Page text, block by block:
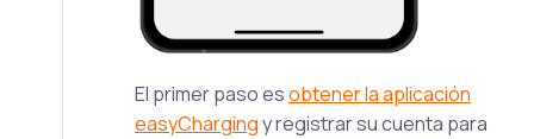
El primer paso esobtener la aplicación
easyChargingy registrar su cuenta para